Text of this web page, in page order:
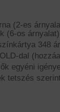
(2-es
(6-os
348
dal
egyéni
tetszés